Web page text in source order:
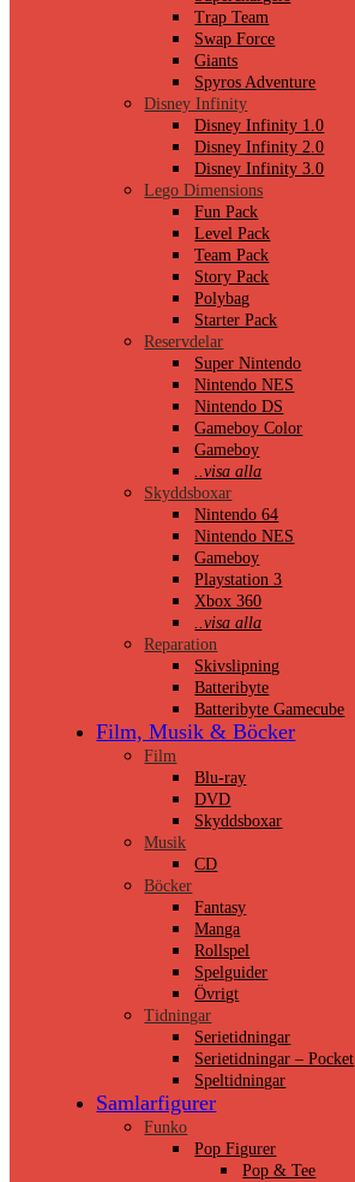
Trap Team
Swap Force
Giants
Spyros Adventure
Disney Infinity
Disney Infinity 1.0
Disney Infinity 2.0
Disney Infinity 3.0
Lego Dimensions
Fun Pack
Level Pack
Team Pack
Story Pack
Polybag
Starter Pack
Reservdelar
Super Nintendo
Nintendo NES
Nintendo DS
Gameboy Color
Gameboy
..visa alla
Skyddsboxar
Nintendo 64
Nintendo NES
Gameboy
Playstation 3
Xbox 360
..visa alla
Reparation
Skivslipning
Batteribyte
Batteribyte Gamecube
Film, Musik & Böcker
Film
Blu-ray
DVD
Skyddsboxar
Musik
CD
Böcker
Fantasy
Manga
Rollspel
Spelguider
Övrigt
Tidningar
Serietidningar
Serietidningar – Pocket
Speltidningar
Samlarfigurer
Funko
Pop Figurer
Pop & Tee